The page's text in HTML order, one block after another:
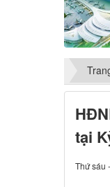
tại
Thứ sáu